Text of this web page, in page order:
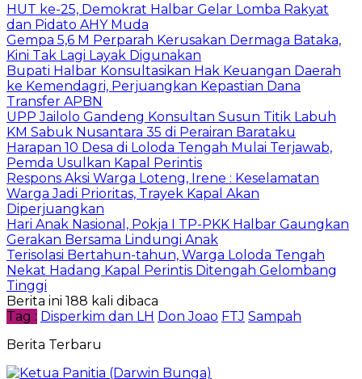
HUT ke-25, Demokrat Halbar Gelar Lomba Rakyat
dan Pidato AHY Muda
Gempa 5,6 M Perparah Kerusakan Dermaga Bataka,
Kini Tak Lagi Layak Digunakan
Bupati Halbar Konsultasikan Hak Keuangan Daerah
ke Kemendagri, Perjuangkan Kepastian Dana
Transfer APBN
UPP Jailolo Gandeng Konsultan Susun Titik Labuh
KM Sabuk Nusantara 35 di Perairan Barataku
Harapan 10 Desa di Loloda Tengah Mulai Terjawab,
Pemda Usulkan Kapal Perintis
Respons Aksi Warga Loteng, Irene : Keselamatan
Warga Jadi Prioritas, Trayek Kapal Akan
Diperjuangkan
Hari Anak Nasional, Pokja I TP-PKK Halbar Gaungkan
Gerakan Bersama Lindungi Anak
Terisolasi Bertahun-tahun, Warga Loloda Tengah
Nekat Hadang Kapal Perintis Ditengah Gelombang
Tinggi
Berita ini 188 kali dibaca
Tag : Disperkim dan LH Don Joao FTJ Sampah
Berita Terbaru